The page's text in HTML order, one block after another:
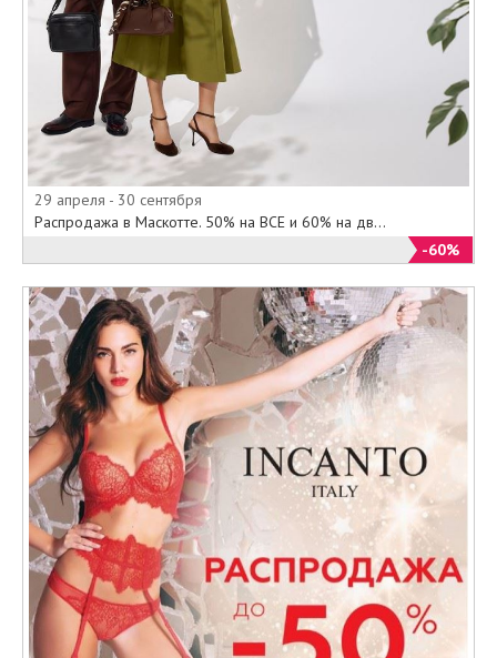
29 апреля - 30 сентября
Распродажа в Маскотте. 50% на ВСЕ и 60% на дв...
-60%